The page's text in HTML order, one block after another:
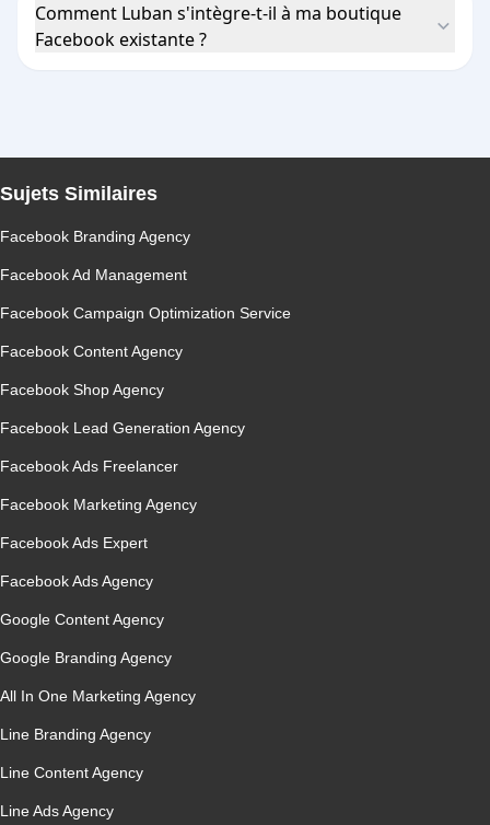
Comment Luban s'intègre-t-il à ma boutique
Facebook existante ?
Sujets Similaires
Facebook Branding Agency
Facebook Ad Management
Facebook Campaign Optimization Service
Facebook Content Agency
Facebook Shop Agency
Facebook Lead Generation Agency
Facebook Ads Freelancer
Facebook Marketing Agency
Facebook Ads Expert
Facebook Ads Agency
Google Content Agency
Google Branding Agency
All In One Marketing Agency
Line Branding Agency
Line Content Agency
Line Ads Agency